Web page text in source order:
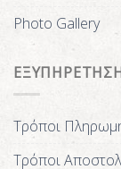
Photo Gallery
Τρόποι
Τρόποι